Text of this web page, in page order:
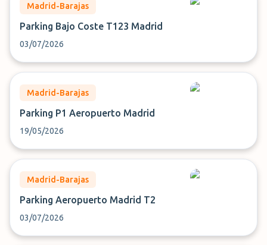
Madrid-Barajas
Parking Bajo Coste T123 Madrid
03/07/2026
Madrid-Barajas
Parking P1 Aeropuerto Madrid
19/05/2026
Madrid-Barajas
Parking Aeropuerto Madrid T2
03/07/2026